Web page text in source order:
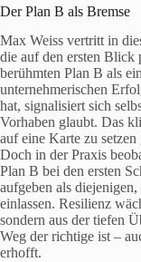
Der Plan B als Bremse
Max Weiss vertritt in
die auf den ersten Blick
berühmten Plan B als
unternehmerischen
hat, signalisiert sich
Vorhaben glaubt. Das
auf eine Karte zu
Doch in der Praxis
Plan B bei den ersten
aufgeben als
einlassen. Resilienz
sondern aus der tiefen
Weg der richtige ist –
erhofft.